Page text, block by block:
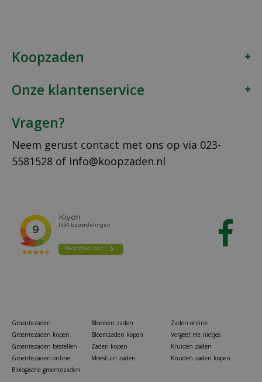
Koopzaden
Onze klantenservice
Vragen?
Neem gerust contact met ons op via 023-
5581528 of info@koopzaden.nl
Groentezaden
Groentezaden kopen
Groentezaden bestellen
Groentezaden online
Biologische groentezaden
Bloemen zaden
Bloemzaden kopen
Zaden kopen
Moestuin zaden
Zaden online
Vergeet me nietjes
Kruiden zaden
Kruiden zaden kopen